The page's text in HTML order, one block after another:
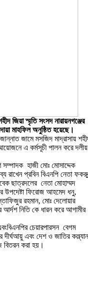
জিয়া স্মৃতি সংসদ নারায়নগঞ্জের
মাহফিল অনুষ্ঠিত হয়েছে।
জামে মসজিদ মাদ্রাসায়
এ কর্মসূচী পালন করে দলীয়
সম্পাদক হাজী মোঃ মোসাদ্দেক
রাখেন প্রবিন বিএনপি নেতা
ছাত্রদলের নেতা মোহাম্মদ
উপদেষ্টা ফিরোজ আহমেদ ধনু,
রহমান, মোঃ দেলোয়ার
নিতি কে ধারন করে আগামীর
চেয়ারপারসন বেগম
দীর্ঘআয়ু এবং দেশ ও জাতির কল্ল্যান
বিতরন করা হয়।